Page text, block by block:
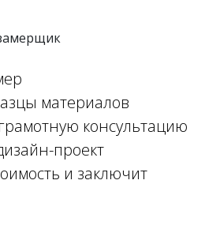
материалов
консультацию
проект
и заключит